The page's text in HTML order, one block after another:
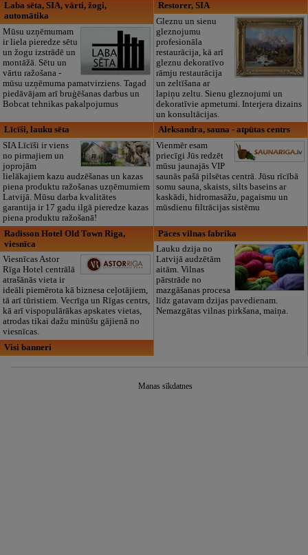
Laba sēta, SIA, vārti, žogi,
automātika
Mūsu uzņēmumam
ir liela pieredze sētu
un žogu izstrādē un
montāžā. Sētu un
vārtu ražošana -
mūsu uzņēmuma pamatvirziens. Tagad
piedāvājam arī bruģēšanas darbus un
Bobcat tehnikas pakalpojumus
Restorer, SIA
Gleznu un sienu
gleznojumu
profesionāla
restaurācija, kā arī
gleznu dekoratīvo
rāmju restaurācija
un zeltīšana ar
lapiņu zeltu. Sienu gleznojumi un
dekoratīvie apmetumi. Interjera dizains
un konsultācijas.
Līcīši, lauku sēta
SIA Līcīši ir viens
no pirmajiem un
joprojām
lielākajiem kazu audzēšanas un kazas
piena produktu ražošanas uzņēmumiem
Latvijā. Mūsu darba kvalitātes
garantija ir 17 gadu ilgā pieredze kazas
piena produktu ražošanā!
Aleksandra, sauna - atpūtas centrs
Vienmēr esam
priecīgi Jūs redzēt
mūsu jaunajās VIP
saunās pašā pilsētas centrā. Jūsu rīcībā
somu sauna, skaists, silts baseins ar
kaskādi, hidromasāžu, pagaismu un
mūsdienu filtrācijas sistēmu
Radisson Hotel Old Town Riga,
viesnīca
Viesnīcas Astor
Rīga Hotel centrālā
atrašānās vieta ir
ideāli piemērota kā biznesa ceļotājiem,
tā arī tūristiem. Vecrīga un Rīgas centrs,
kā arī vispopulārākas apskates vietas,
atrodas tikai dažu minūšu gājienā no
viesnīcas.
Pāces vilnas fabrika
Lauku dzija no
Latvijā audzētām
aitām. Vilnas
pārstrāde no
mazgāšanas procesa
līdz gatavam dzijas pavedienam.
Nemazgātas vilnas pirkšana, maiņa.
Visi banneri
Manas sīkdatnes